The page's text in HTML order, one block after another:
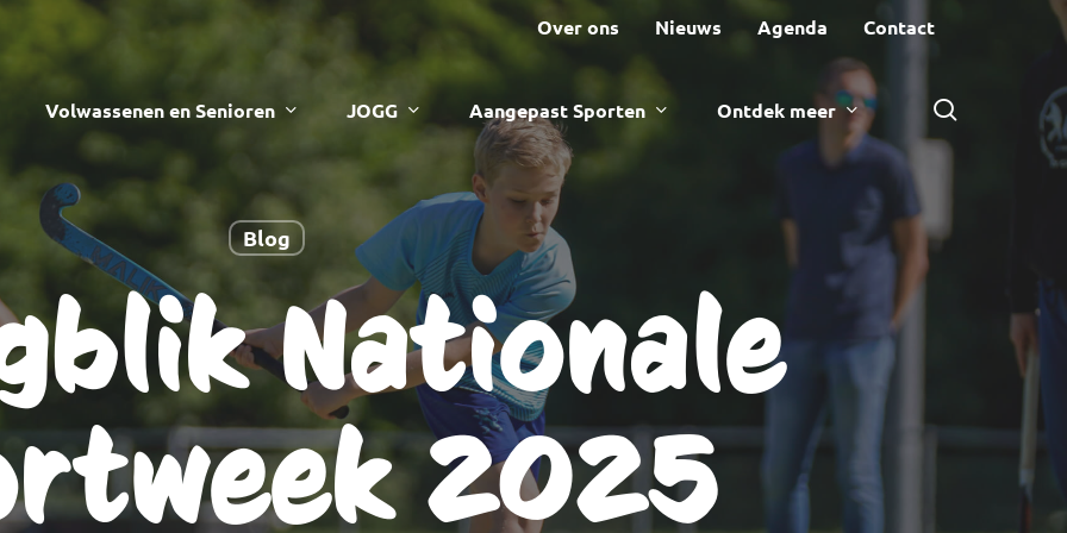
Over ons Nieuws Agenda Contact
Volwassenen en Senioren JOGG Aangepast Sporten Ontdek meer
Blog
Nationale
2025